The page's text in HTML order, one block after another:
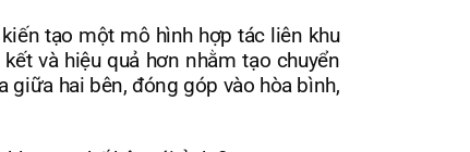
tạo một mô hình hợp tác liên khu
và hiệu quả hơn nhằm tạo chuyển
hai bên, đóng góp vào hòa bình,